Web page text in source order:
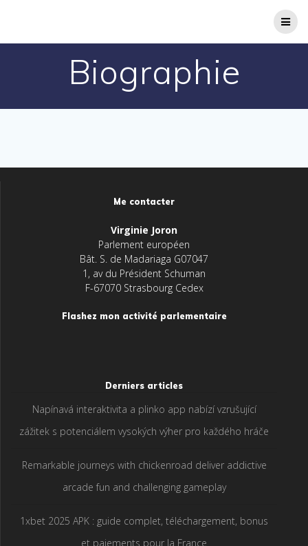
Biographie
Me contacter
Virginie Joron
Parlement européen
Bât. S. de Madariaga G07047
1, av du Président Schuman
F-67070 Strasbourg Cedex
Flashez mon activité parlementaire
Derniers articles
Napínavá interaktivita a plinko app nabízí vzrušující
zážitek s potenciálem vysokých výher pro každého hráče
Remarkable journeys with chickenroad deliver addictive
arcade fun and challenging gameplay
1xbet 2025 APK : guide complet, téléchargement, bonus
et paiements pour la France